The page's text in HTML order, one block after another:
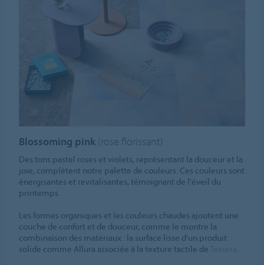
Blossoming pink (rose florissant)
Des tons pastel roses et violets, représentant la douceur et la
joie, complètent notre palette de couleurs. Ces couleurs sont
énergisantes et revitalisantes, témoignant de l'éveil du
printemps.
Les formes organiques et les couleurs chaudes ajoutent une
couche de confort et de douceur, comme le montre la
combinaison des matériaux : la surface lisse d'un produit
solide comme Allura associée à la texture tactile de
.